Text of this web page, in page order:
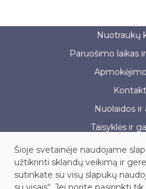
Nuotraukų
Paruošimo laikas
Nuolaidos ir
Taisyklės ir
UAB
Šioje svetainėje naudojame
užtikrinti sklandų veikimą ir
sutinkate su visų slapukų